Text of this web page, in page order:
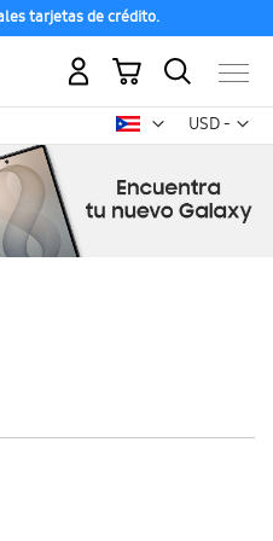
tarjetas de crédito.
USD -
dólar
Mi carrito